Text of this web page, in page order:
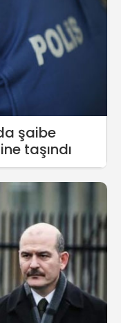
şaibe
taşındı